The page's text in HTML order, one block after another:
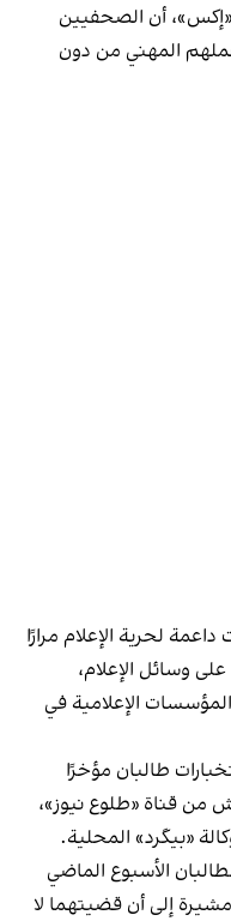
أن الصحفيين
المهني من دون
لحرية الإعلام مرارًا
وسائل الإعلام،
الإعلامية في
طالبان مؤخرًا
من قناة «طلوع نيوز»،
«بيگرد» المحلية.
الأسبوع الماضي
إلى أن قضيتهما لا